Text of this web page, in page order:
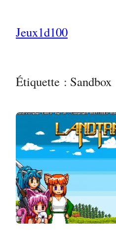
contenuJeux1d100
Étiquette : Sandbox